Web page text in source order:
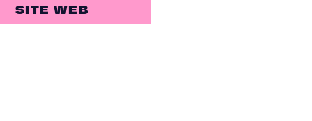
SITE WEB